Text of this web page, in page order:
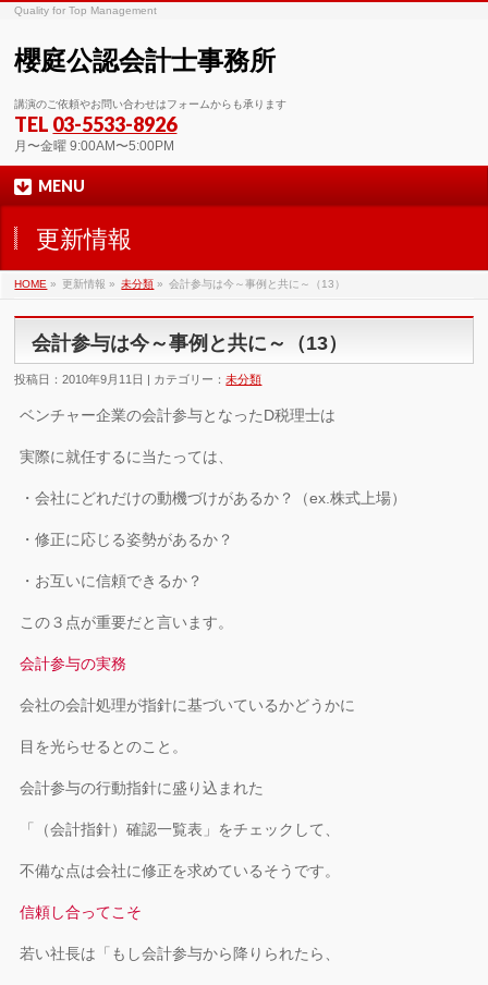
Quality for Top Management
櫻庭公認会計士事務所
講演のご依頼やお問い合わせはフォームからも承ります
TEL 03-5533-8926
月〜金曜 9:00AM〜5:00PM
MENU
更新情報
HOME » 更新情報 » 未分類 » 会計参与は今～事例と共に～（13）
会計参与は今～事例と共に～（13）
投稿日：2010年9月11日 | カテゴリー：未分類
ベンチャー企業の会計参与となったD税理士は
実際に就任するに当たっては、
・会社にどれだけの動機づけがあるか？（ex.株式上場）
・修正に応じる姿勢があるか？
・お互いに信頼できるか？
この３点が重要だと言います。
会計参与の実務
会社の会計処理が指針に基づいているかどうかに
目を光らせるとのこと。
会計参与の行動指針に盛り込まれた
「（会計指針）確認一覧表」をチェックして、
不備な点は会社に修正を求めているそうです。
信頼し合ってこそ
若い社長は「もし会計参与から降りられたら、